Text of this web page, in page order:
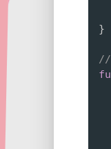
}
//